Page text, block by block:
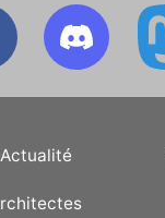
Actualité